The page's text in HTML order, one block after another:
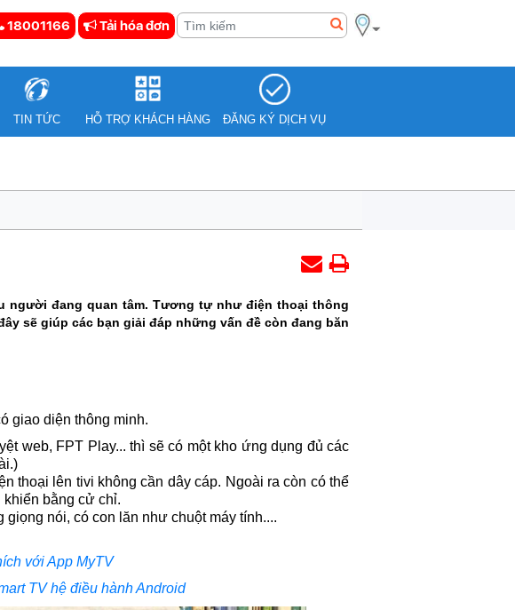
18001166 Tải hóa đơn
TIN TỨC HỖ TRỢ KHÁCH HÀNG ĐĂNG KÝ DỊCH VỤ
người đang quan tâm. Tương tự như điện thoại thông
sẽ giúp các bạn giải đáp những vấn đề còn đang băn
giao diện thông minh.
web, FPT Play... thì sẽ có một kho ứng dụng đủ các
thoại lên tivi không cần dây cáp. Ngoài ra còn có thể
khiển bằng cử chỉ.
nói, có con lăn như chuột máy tính....
với App MyTV
TV hệ điều hành Android